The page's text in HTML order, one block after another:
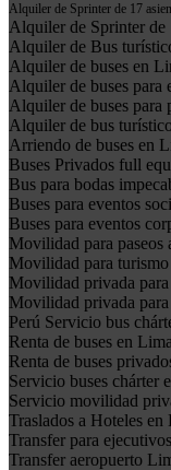
Alquiler de Sprinter de 17
Alquiler de Sprinter de
Alquiler de Bus
Alquiler de buses en
Alquiler de buses para
Alquiler de buses para
Alquiler de bus
Arriendo de buses en
Buses Privados full
Bus para bodas
Buses para eventos
Buses para eventos
Movilidad para paseos
Movilidad para
Movilidad privada para
Movilidad privada para
Perú Servicio bus
Renta de buses en
Renta de buses
Servicio buses chárter
Servicio movilidad
Traslados a Hoteles en
Transfer para
Transfer aeropuerto